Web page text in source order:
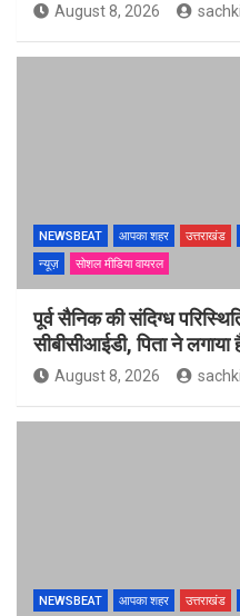
August 8, 2026
NEWSBEAT आपका शहर उत्तराखंड
न्यूज़
सोशल मीडिया वायरल
पूर्व सैनिक की संदिग्ध
सीबीसीआईडी, पिता ने लगाया
August 8, 2026
NEWSBEAT आपका शहर उत्तराखंड